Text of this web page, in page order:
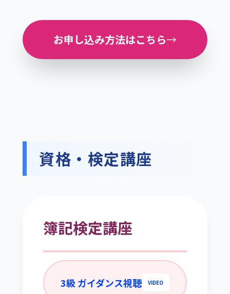
お申し込み方法はこちら→
資格・検定講座
簿記検定講座
3級 ガイダンス視聴 VIDEO